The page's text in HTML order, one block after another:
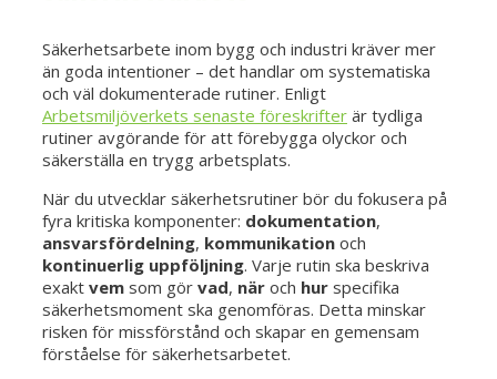
Säkerhetsarbete inom bygg och industri kräver mer
än goda intentioner – det handlar om systematiska
och väl dokumenterade rutiner. Enligt
Arbetsmiljöverkets senaste föreskrifter är tydliga
rutiner avgörande för att förebygga olyckor och
säkerställa en trygg arbetsplats.
När du utvecklar säkerhetsrutiner bör du fokusera på
fyra kritiska komponenter: dokumentation,
ansvarsfördelning, kommunikation och
kontinuerlig uppföljning. Varje rutin ska beskriva
exakt vem som gör vad, när och hur specifika
säkerhetsmoment ska genomföras. Detta minskar
risken för missförstånd och skapar en gemensam
förståelse för säkerhetsarbetet.